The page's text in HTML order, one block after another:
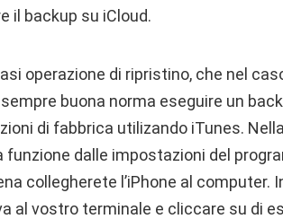
il backup su iCloud.
operazione di ripristino, che nel
buona norma eseguire un
di fabbrica utilizando iTunes.
dalle impostazioni del
collegherete l’iPhone al computer.
al vostro terminale e cliccare su di